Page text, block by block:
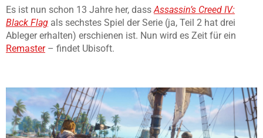
Es ist nun schon 13 Jahre her, dassAssassin’s Creed IV:
Black Flag als sechstes Spiel der Serie (ja, Teil 2 hat drei
Ableger erhalten) erschienen ist. Nun wird es Zeit für ein
Remaster– findet Ubisoft.